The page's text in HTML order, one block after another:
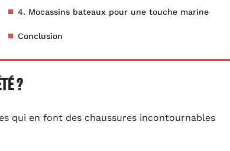
4. Mocassins bateaux pour une touche marine
Conclusion
?
qui en font des chaussures incontournables